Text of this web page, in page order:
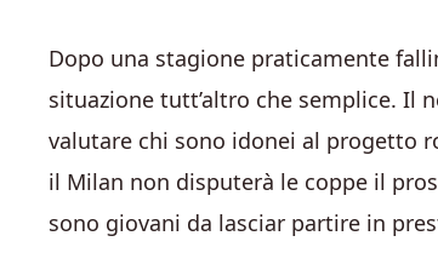
Dopo una stagione praticamente
situazione tutt’altro che semplice. Il
valutare chi sono idonei al progetto
il Milan non disputerà le coppe il
sono giovani da lasciar partire in